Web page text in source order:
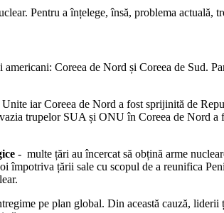
Pentru a înțelege, însă, problema actuală,
americani: Coreea de Nord și Coreea de Sud.
iar Coreea de Nord a fost sprijinită de
trupelor SUA și ONU în Coreea de Nord a
- multe țări au încercat să obțină arme
țării sale cu scopul de a reunifica
pe plan global. Din această cauză, liderii